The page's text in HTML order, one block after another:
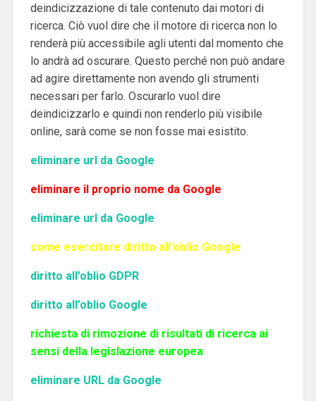
deindicizzazione di tale contenuto dai motori di
ricerca. Ciò vuol dire che il motore di ricerca non lo
renderà più accessibile agli utenti dal momento che
lo andrà ad oscurare. Questo perché non può andare
ad agire direttamente non avendo gli strumenti
necessari per farlo. Oscurarlo vuol dire
deindicizzarlo e quindi non renderlo più visibile
online, sarà come se non fosse mai esistito.
eliminare url da Google
eliminare il proprio nome da Google
eliminare url da Google
come esercitare diritto all’oblio Google
diritto all’oblio GDPR
diritto all’oblio Google
richiesta di rimozione di risultati di ricerca ai
sensi della legislazione europea
eliminare URL da Google